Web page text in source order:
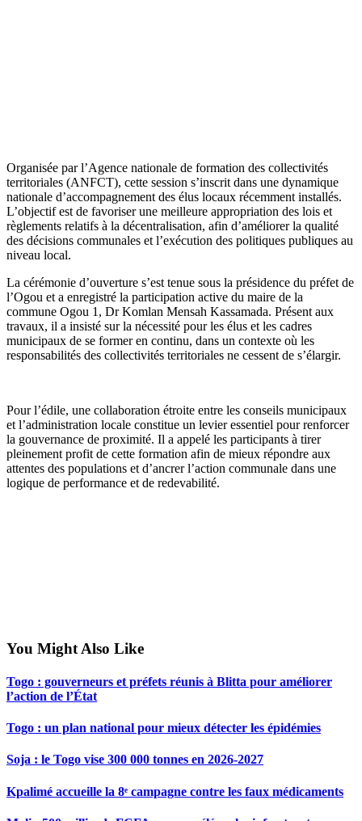
Organisée par l’Agence nationale de formation des collectivités
territoriales (ANFCT), cette session s’inscrit dans une dynamique
nationale d’accompagnement des élus locaux récemment installés.
L’objectif est de favoriser une meilleure appropriation des lois et
règlements relatifs à la décentralisation, afin d’améliorer la qualité
des décisions communales et l’exécution des politiques publiques au
niveau local.
La cérémonie d’ouverture s’est tenue sous la présidence du préfet de
l’Ogou et a enregistré la participation active du maire de la
commune Ogou 1, Dr Komlan Mensah Kassamada. Présent aux
travaux, il a insisté sur la nécessité pour les élus et les cadres
municipaux de se former en continu, dans un contexte où les
responsabilités des collectivités territoriales ne cessent de s’élargir.
Pour l’édile, une collaboration étroite entre les conseils municipaux
et l’administration locale constitue un levier essentiel pour renforcer
la gouvernance de proximité. Il a appelé les participants à tirer
pleinement profit de cette formation afin de mieux répondre aux
attentes des populations et d’ancrer l’action communale dans une
logique de performance et de redevabilité.
You Might Also Like
Togo : gouverneurs et préfets réunis à Blitta pour améliorer
l’action de l’État
Togo : un plan national pour mieux détecter les épidémies
Soja : le Togo vise 300 000 tonnes en 2026-2027
Kpalimé accueille la 8ᵉ campagne contre les faux médicaments